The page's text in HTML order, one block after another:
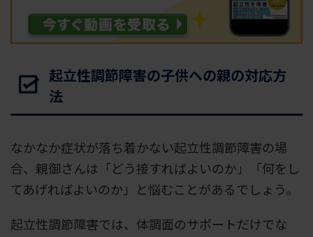
起立性調節障害の子供への親の対応方
法
なかなか症状が落ち着かない起立性調節障害の場
合、親御さんは「どう接すればよいのか」「何をし
てあげればよいのか」と悩むことがあるでしょう。
起立性調節障害では、体調面のサポートだけでな